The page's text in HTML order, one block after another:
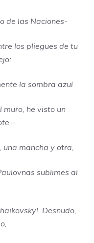
las Naciones-
los pliegues de tu
la sombra azul
he visto un
–
mancha y otra,
sublimes al
Desnudo,